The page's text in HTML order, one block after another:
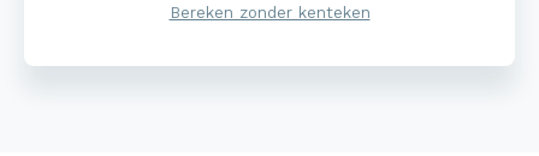
Bereken zonder kenteken